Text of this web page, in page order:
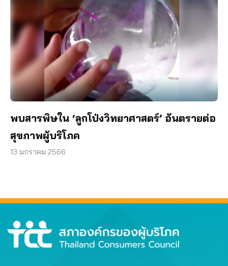
พบสารพิษใน ‘ลูกโป่งวิทยาศาสตร์’ อันตรายต่อ
สุขภาพผู้บริโภค
13 มกราคม 2566